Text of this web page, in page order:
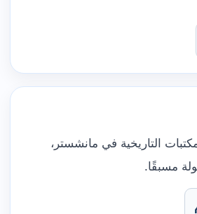
التاريخية في مانشستر،
مسبقًا.